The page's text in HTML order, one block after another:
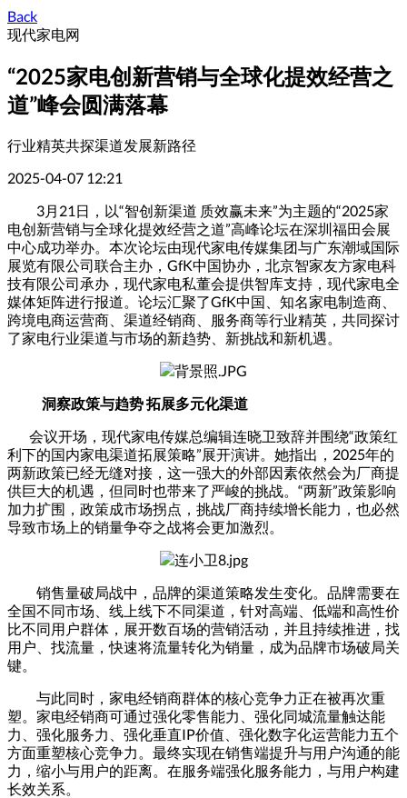
Back
现代家电网
“2025家电创新营销与全球化提效经营之
道”峰会圆满落幕
行业精英共探渠道发展新路径
2025-04-07 12:21
3月21日，以“智创新渠道 质效赢未来”为主题的“2025家
电创新营销与全球化提效经营之道”高峰论坛在深圳福田会展
中心成功举办。本次论坛由现代家电传媒集团与广东潮域国际
展览有限公司联合主办，GfK中国协办，北京智家友方家电科
技有限公司承办，现代家电私董会提供智库支持，现代家电全
媒体矩阵进行报道。论坛汇聚了GfK中国、知名家电制造商、
跨境电商运营商、渠道经销商、服务商等行业精英，共同探讨
了家电行业渠道与市场的新趋势、新挑战和新机遇。
洞察政策与趋势 拓展多元化渠道
会议开场，现代家电传媒总编辑连晓卫致辞并围绕“政策红
利下的国内家电渠道拓展策略”展开演讲。她指出，2025年的
两新政策已经无缝对接，这一强大的外部因素依然会为厂商提
供巨大的机遇，但同时也带来了严峻的挑战。“两新”政策影响
加力扩围，政策成市场拐点，挑战厂商持续增长能力，也必然
导致市场上的销量争夺之战将会更加激烈。
销售量破局战中，品牌的渠道策略发生变化。品牌需要在
全国不同市场、线上线下不同渠道，针对高端、低端和高性价
比不同用户群体，展开数百场的营销活动，并且持续推进，找
用户、找流量，快速将流量转化为销量，成为品牌市场破局关
键。
与此同时，家电经销商群体的核心竞争力正在被再次重
塑。家电经销商可通过强化零售能力、强化同城流量触达能
力、强化服务力、强化垂直IP价值、强化数字化运营能力五个
方面重塑核心竞争力。最终实现在销售端提升与用户沟通的能
力，缩小与用户的距离。在服务端强化服务能力，与用户构建
长效关系。